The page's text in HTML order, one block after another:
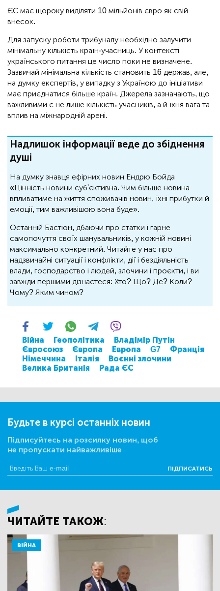
ЄС має щороку виділяти 10 мільйонів євро як свій
внесок.
Для запуску роботи трибуналу необхідно залучити
мінімальну кількість країн-учасниць. У контексті
українського питання це число поки не визначене.
Зазвичай мінімальна кількість становить 16 держав, але,
на думку експертів, у випадку з Україною до ініціативи
має приєднатися більше країн. Джерела зазначають, що
важливими є не лише кількість учасників, а й їхня вага та
вплив на міжнародній арені.
Надлишок інформації веде до збіднення
душі
На думку знавця ефірних новин Ендрю Бойда
«Цінність новини суб'єктивна. Чим більше новина
впливатиме на життя споживачів новин, їхні прибутки й
емоції, тим важливішою вона буде».
Останній Бастіон, дбаючи про статки і гарне
самопочуття своїх шанувальників, у кожній новині
максимально конкретний. Читайте у нас про
надзвичайні ситуації і конфлікти, дії і бездіяльність
влади, господарство і людей, злочини і проєкти, і ви
завжди першими дізнаєтеся: Хто? Що? Де? Коли?
Чому? Яким чином?
Війна Геополітика
Владімір Путін
Євросоюз
Європа Европа G7
Франція
Німеччина
Італія
Воєнні злочини
Велика Британія
Рада ЄС
Будьте в курсі останніх новин
Підписуйтесь на розсилку новин, щоб
не пропускати найважливіше
ПІДПИСАТИСЬ
ЧИТАЙТЕ ТАКОЖ:
ВІЙНА